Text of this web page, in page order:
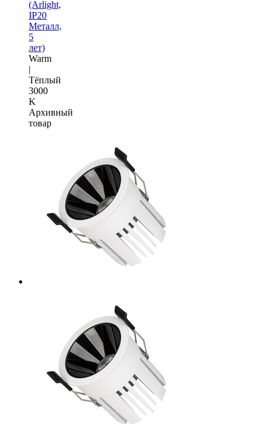
(Arlight,
IP20
Металл,
5
лет)
Warm
|
Тёплый
3000
K
Архивный
товар